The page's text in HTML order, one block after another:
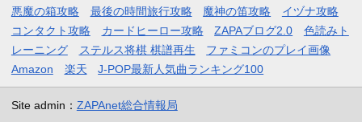
悪魔の箱攻略
最後の時間旅行攻略 魔神の笛攻略
イヅナ攻略
コンタクト攻略
カードヒーロー攻略 ZAPAブログ2.0
色読みト
レーニング
ステルス将棋 棋譜再生
ファミコンのプレイ画像
Amazon
楽天 J-POP最新人気曲ランキング100
Site admin： ZAPAnet総合情報局